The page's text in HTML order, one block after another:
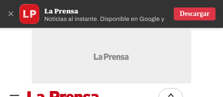
× La Prensa
Noticias al instante. Disponible en Google y IOS
Descargar